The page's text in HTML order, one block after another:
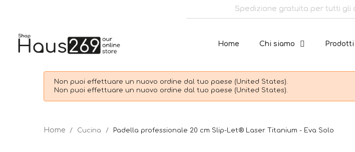
Spedizione gratuita per tutti gli
Home Chi siamo Prodotti
Non puoi effettuare un nuovo ordine dal tuo paese (United States).
Non puoi effettuare un nuovo ordine dal tuo paese (United States).
Cucina Padella professionale 20 cm Slip-Let® Laser Titanium - Eva Solo